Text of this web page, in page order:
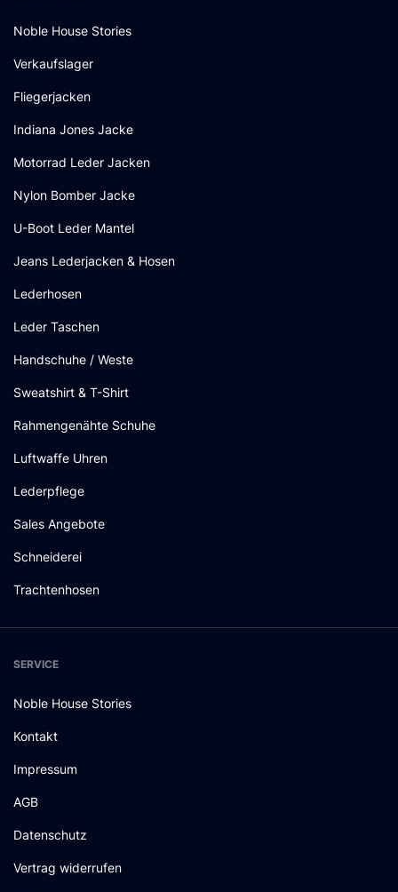
Noble House Stories
Verkaufslager
Fliegerjacken
Indiana Jones Jacke
Motorrad Leder Jacken
Nylon Bomber Jacke
U-Boot Leder Mantel
Jeans Lederjacken & Hosen
Lederhosen
Leder Taschen
Handschuhe / Weste
Sweatshirt & T-Shirt
Rahmengenähte Schuhe
Luftwaffe Uhren
Lederpflege
Sales Angebote
Schneiderei
Trachtenhosen
SERVICE
Noble House Stories
Kontakt
Impressum
AGB
Datenschutz
Vertrag widerrufen